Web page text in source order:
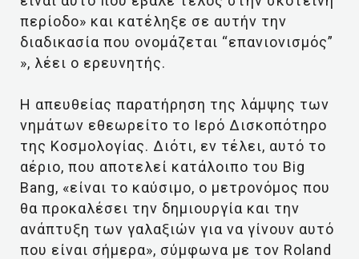
περίοδο» και κατέληξε σε αυτήν την
διαδικασία που ονομάζεται “επανιονισμός”
», λέει ο ερευνητής.
Η απευθείας παρατήρηση της λάμψης των
νημάτων εθεωρείτο το Ιερό Δισκοπότηρο
της Κοσμολογίας. Διότι, εν τέλει, αυτό το
αέριο, που αποτελεί κατάλοιπο του Big
Bang, «είναι το καύσιμο, ο μετρονόμος που
θα προκαλέσει την δημιουργία και την
ανάπτυξη των γαλαξιών για να γίνουν αυτό
που είναι σήμερα», σύμφωνα με τον Roland